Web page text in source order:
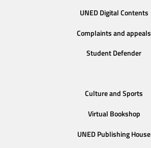
UNED Digital Contents
Complaints and appeals
Student Defender
Culture and Sports
Virtual Bookshop
UNED Publishing House